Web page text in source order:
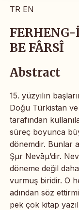
TR EN
BE FÂRSÎ
Abstract
15. yüzyılın
Doğu Türkistan
tarafından
süreç boyunca
dönemdir. Bunlar
Şµr Nevāµ’dir.
döneme değil
vurmuş biridir. O
adından söz
pek çok kitap